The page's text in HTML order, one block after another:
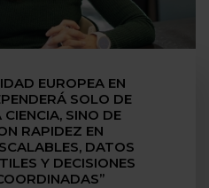
EUROPEA EN
SOLO DE
SINO DE
RAPIDEZ EN
DATOS
Y DECISIONES